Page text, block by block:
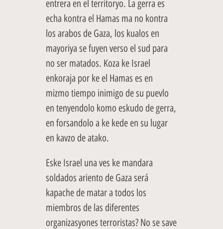
entrera en el territoryo. La gerra es
echa kontra el Hamas ma no kontra
los arabos de Gaza, los kualos en
mayoriya se fuyen verso el sud para
no ser matados. Koza ke Israel
enkoraja por ke el Hamas es en
mizmo tiempo inimigo de su puevlo
en tenyendolo komo eskudo de gerra,
en forsandolo a ke kede en su lugar
en kavzo de atako.
Eske Israel una ves ke mandara
soldados ariento de Gaza será
kapache de matar a todos los
miembros de las diferentes
organizasyones terroristas? No se save